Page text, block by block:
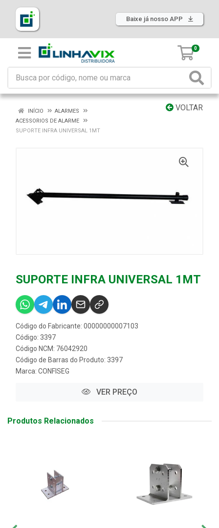
Baixe já nosso APP
0
VOLTAR
INÍCIO
ALARMES
ACESSORIOS DE ALARME
SUPORTE INFRA UNIVERSAL 1MT
SUPORTE INFRA UNIVERSAL 1MT
Código do Fabricante: 00000000007103
Código: 3397
Código NCM: 76042920
Código de Barras do Produto: 3397
Marca: CONFISEG
VER PREÇO
Produtos Relacionados